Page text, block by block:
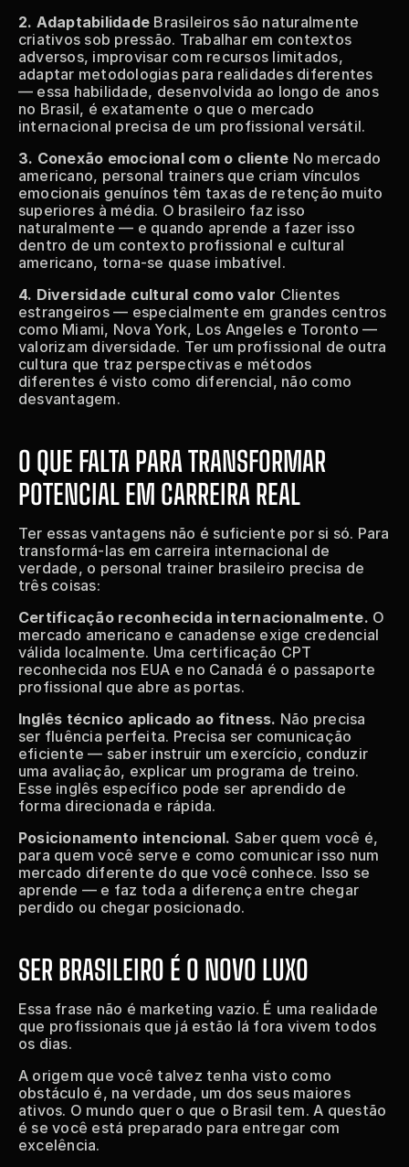
2. Adaptabilidade Brasileiros são naturalmente
criativos sob pressão. Trabalhar em contextos
adversos, improvisar com recursos limitados,
adaptar metodologias para realidades diferentes
— essa habilidade, desenvolvida ao longo de anos
no Brasil, é exatamente o que o mercado
internacional precisa de um profissional versátil.
3. Conexão emocional com o cliente No mercado
americano, personal trainers que criam vínculos
emocionais genuínos têm taxas de retenção muito
superiores à média. O brasileiro faz isso
naturalmente — e quando aprende a fazer isso
dentro de um contexto profissional e cultural
americano, torna-se quase imbatível.
4. Diversidade cultural como valor Clientes
estrangeiros — especialmente em grandes centros
como Miami, Nova York, Los Angeles e Toronto —
valorizam diversidade. Ter um profissional de outra
cultura que traz perspectivas e métodos
diferentes é visto como diferencial, não como
desvantagem.
O QUE FALTA PARA TRANSFORMAR
POTENCIAL EM CARREIRA REAL
Ter essas vantagens não é suficiente por si só. Para
transformá-las em carreira internacional de
verdade, o personal trainer brasileiro precisa de
três coisas:
Certificação reconhecida internacionalmente. O
mercado americano e canadense exige credencial
válida localmente. Uma certificação CPT
reconhecida nos EUA e no Canadá é o passaporte
profissional que abre as portas.
Inglês técnico aplicado ao fitness. Não precisa
ser fluência perfeita. Precisa ser comunicação
eficiente — saber instruir um exercício, conduzir
uma avaliação, explicar um programa de treino.
Esse inglês específico pode ser aprendido de
forma direcionada e rápida.
Posicionamento intencional. Saber quem você é,
para quem você serve e como comunicar isso num
mercado diferente do que você conhece. Isso se
aprende — e faz toda a diferença entre chegar
perdido ou chegar posicionado.
SER BRASILEIRO É O NOVO LUXO
Essa frase não é marketing vazio. É uma realidade
que profissionais que já estão lá fora vivem todos
os dias.
A origem que você talvez tenha visto como
obstáculo é, na verdade, um dos seus maiores
ativos. O mundo quer o que o Brasil tem. A questão
é se você está preparado para entregar com
excelência.